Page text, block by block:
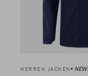
HERREN JACKEN